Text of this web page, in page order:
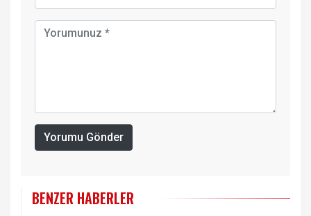
Yorumu Gönder
BENZER HABERLER